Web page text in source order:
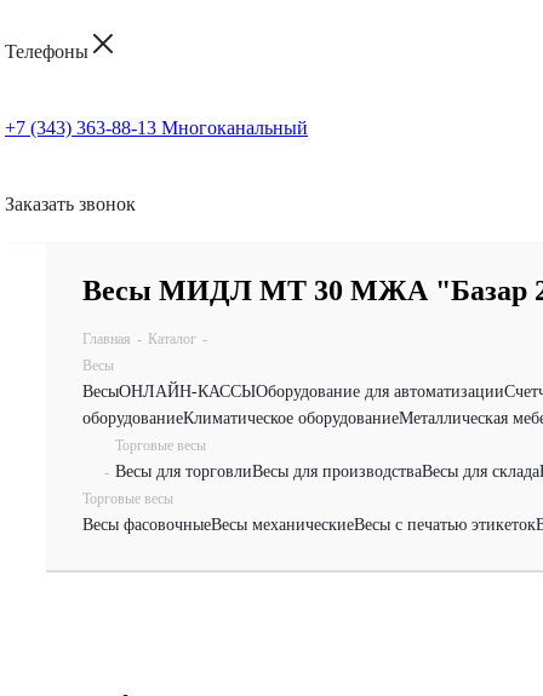
Телефоны
+7 (343) 363-88-13 Многоканальный
Заказать звонок
Весы МИДЛ МТ 30 МЖА "Базар
Главная - Каталог -
Весы
ВесыОНЛАЙН-КАССЫОборудование для автоматизации
оборудованиеКлиматическое оборудованиеМеталлическая
-
Торговые весы
Весы для торговлиВесы для производстваВесы для склада
Торговые весы
Весы фасовочныеВесы механическиеВесы с печатью этикеток